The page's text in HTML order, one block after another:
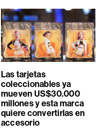
Las tarjetas
coleccionables ya
mueven US$30.000
millones y esta marca
quiere convertirlas en
accesorio